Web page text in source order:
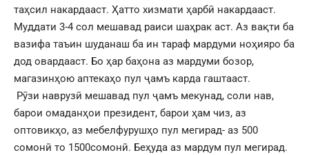
таҳсил накардааст. Ҳатто хизмати ҳарбӣ накардааст.
Муддати 3-4 сол мешавад раиси шаҳрак аст. Аз вақти ба
вазифа таъин шуданаш ба ин тараф мардуми ноҳияро ба
дод овардааст. Бо ҳар баҳона аз мардуми бозор,
магазинҳою аптекаҳо пул ҷамъ карда гаштааст.
Рӯзи наврузӣ мешавад пул ҷамъ мекунад, соли нав,
барои омаданҳои президент, барои ҳам чиз, аз
оптовикҳо, аз мебелфурушҳо пул мегирад- аз 500
сомонӣ то 1500сомонӣ. Беҳуда аз мардум пул мегирад.